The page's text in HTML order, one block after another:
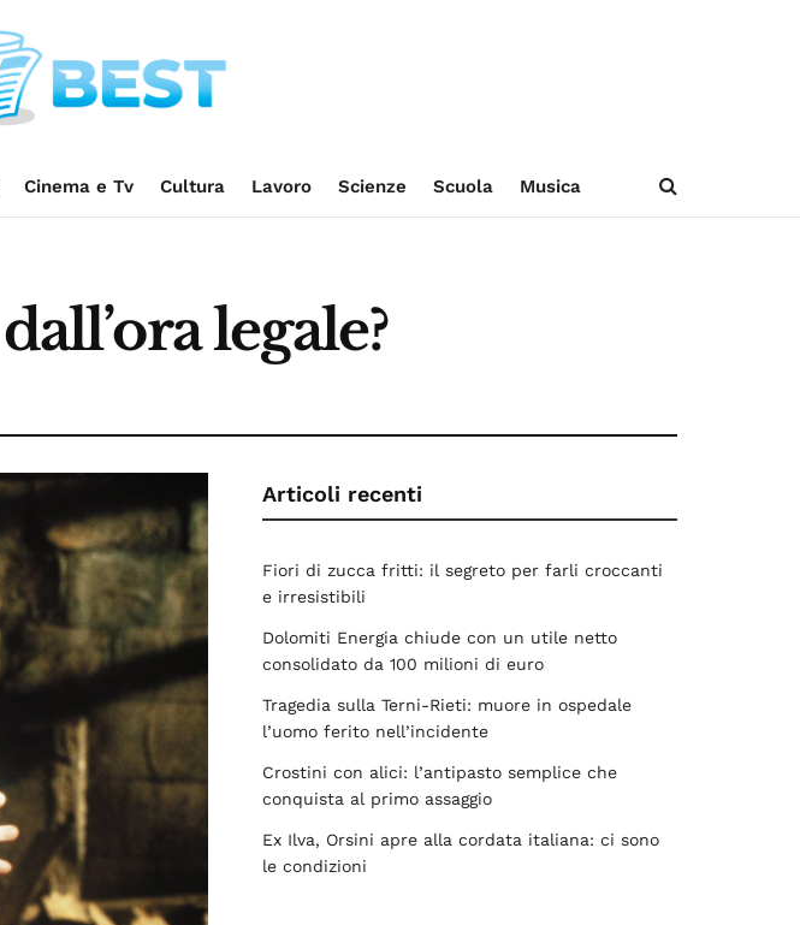
Cinema e Tv Cultura Lavoro Scienze Scuola Musica
legale?
Articoli recenti
Fiori di zucca fritti: il segreto per farli croccanti
e irresistibili
Dolomiti Energia chiude con un utile netto
consolidato da 100 milioni di euro
Tragedia sulla Terni-Rieti: muore in ospedale
l’uomo ferito nell’incidente
Crostini con alici: l’antipasto semplice che
conquista al primo assaggio
Ex Ilva, Orsini apre alla cordata italiana: ci sono
le condizioni